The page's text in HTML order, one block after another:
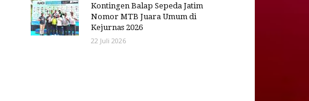
Kontingen Balap Sepeda Jatim
Nomor MTB Juara Umum di
Kejurnas 2026
22 Juli 2026